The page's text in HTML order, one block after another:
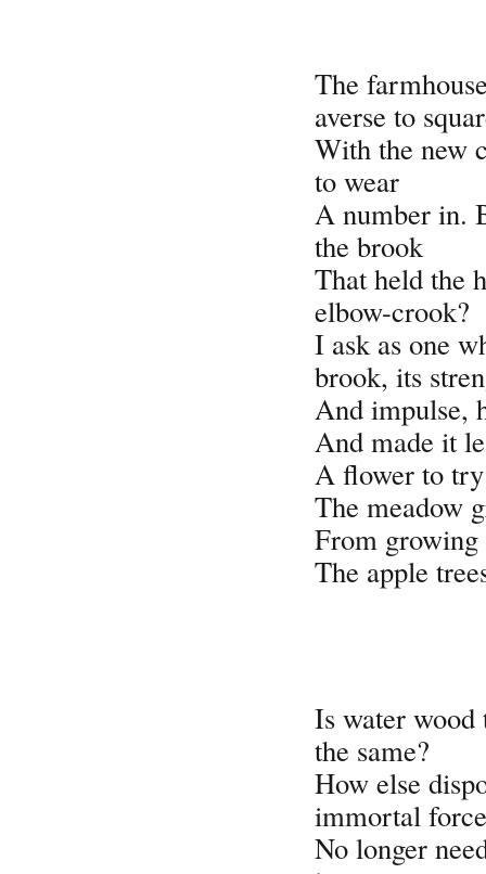
The
averse to
With the new
to wear
A number in.
the brook
That held the
elbow-crook?
I ask as one
brook, its
And impulse,
And made it
A flower to try
The meadow
From growing
The apple
Is water wood
the same?
How else
immortal force
No longer